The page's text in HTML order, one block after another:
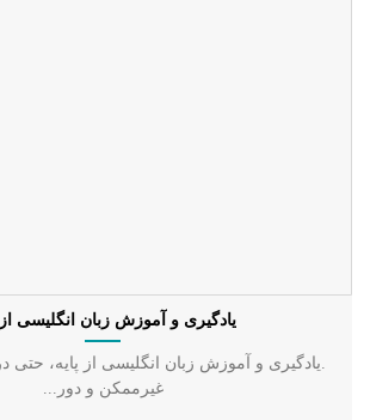
یادگیری و آموزش زبان انگلیسی از
.یادگیری و آموزش زبان انگلیسی از پایه، حتی
غیرممکن و دور...